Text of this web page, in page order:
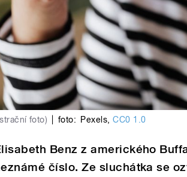
foto) foto: Pexels,CC0 1.0
Benz z amerického
číslo. Ze sluchátka se